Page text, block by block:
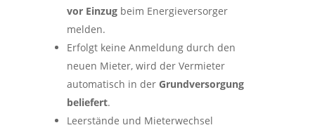
vor Einzugbeim Energieversorger
melden.
Erfolgt keine Anmeldung durch den
neuen Mieter, wird der Vermieter
automatisch in der Grundversorgung
beliefert.
Leerstände und Mieterwechsel